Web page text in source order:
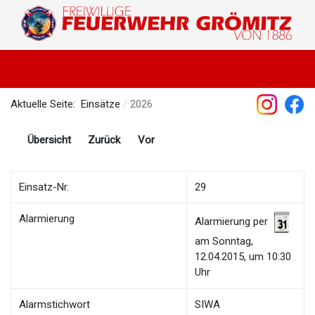
Aktuelle Seite: Einsätze 2026
Übersicht Zurück Vor
Einsatz-Nr. 29
Alarmierung
Alarmierung per
am Sonntag,
12.04.2015, um 10:30
Uhr
Alarmstichwort
SIWA